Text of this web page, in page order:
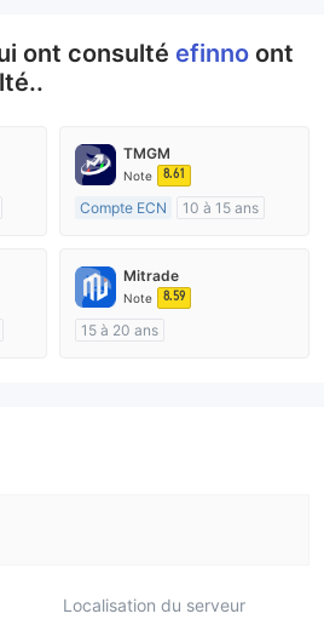
ont consulté efinno ont
TMGM
Note 8.61
Compte ECN
10 à 15 ans
Market Making (MM)
Etiquette principale MT4
Mitrade
Note 8.59
15 à 20 ans
Localisation du serveur